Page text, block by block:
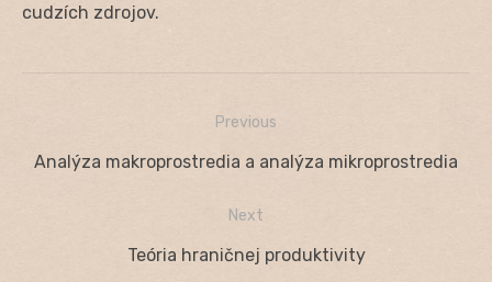
cudzích zdrojov.
Navigácia
Previous
Previous
Analýza makroprostredia a analýza mikroprostredia
Next
Next
Teória hraničnej produktivity